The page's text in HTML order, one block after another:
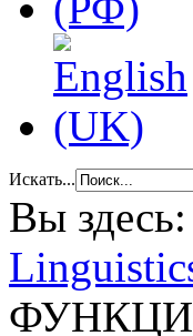
Искать...
Вы здесь: